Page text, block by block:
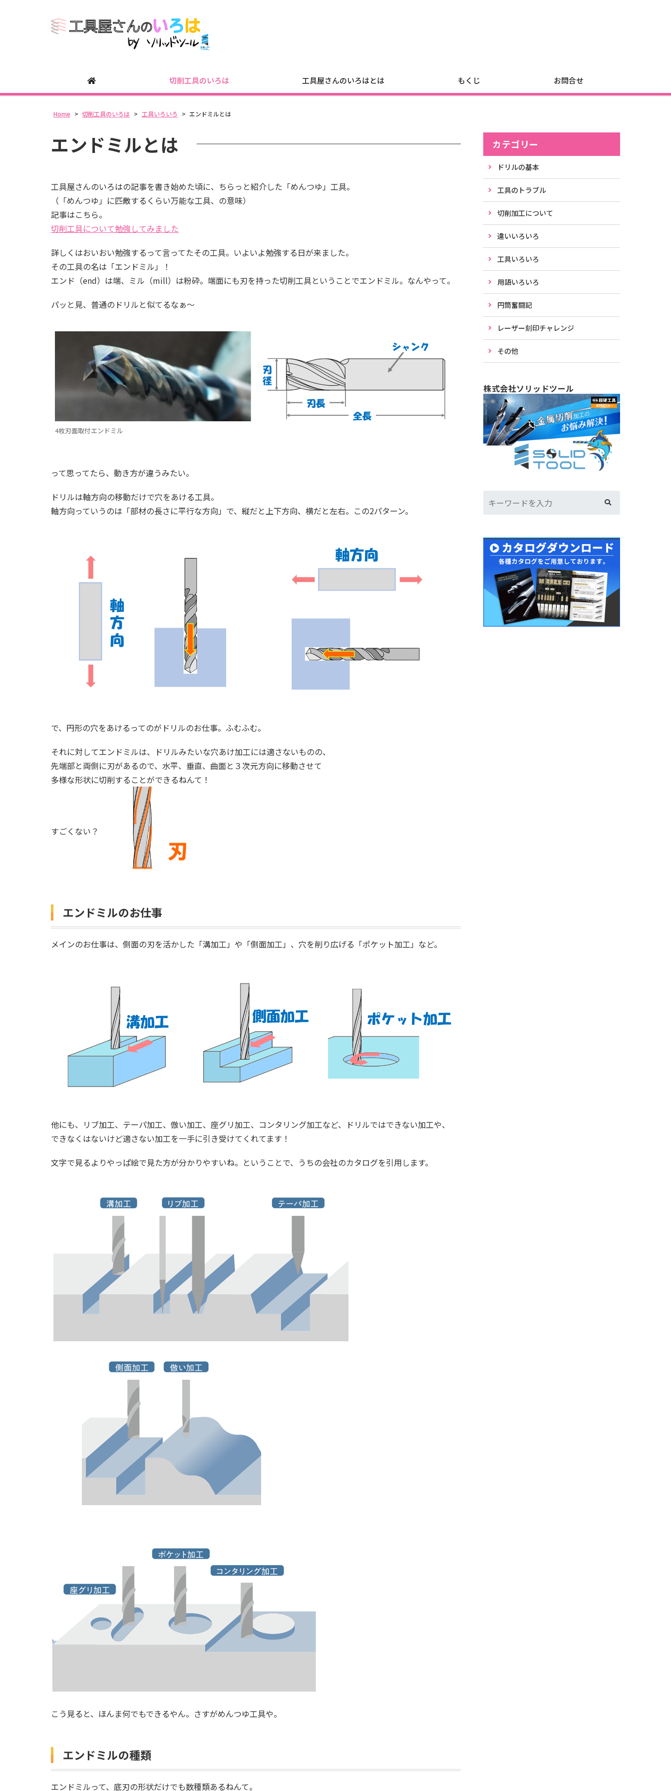
切削工具のいろは 工具屋さんのいろはとは もくじ お問合せ
Home > 切削工具のいろは > 工具いろいろ > エンドミルとは
エンドミルとは
工具屋さんのいろはの記事を書き始めた頃に、ちらっと紹介した「めんつゆ」工具。
（「めんつゆ」に匹敵するくらい万能な工具、の意味）
記事はこちら。
切削工具について勉強してみました
詳しくはおいおい勉強するって言ってたその工具。いよいよ勉強する日が来ました。
その工具の名は「エンドミル」！
エンド（end）は端、ミル（mill）は粉砕。端面にも刃を持った切削工具ということでエンドミル。なんやって。
パッと見、普通のドリルと似てるなぁ～
4枚刃面取付エンドミル
って思ってたら、動き方が違うみたい。
ドリルは軸方向の移動だけで穴をあける工具。
軸方向っていうのは「部材の長さに平行な方向」で、縦だと上下方向、横だと左右。この2パターン。
で、円形の穴をあけるってのがドリルのお仕事。ふむふむ。
それに対してエンドミルは、ドリルみたいな穴あけ加工には適さないものの、
先端部と両側に刃があるので、水平、垂直、曲面と３次元方向に移動させて
多様な形状に切削することができるねんて！
すごくない？
エンドミルのお仕事
メインのお仕事は、側面の刃を活かした「溝加工」や「側面加工」、穴を削り広げる「ポケット加工」など。
他にも、リブ加工、テーパ加工、倣い加工、座グリ加工、コンタリング加工など、ドリルではできない加工や、
できなくはないけど適さない加工を一手に引き受けてくれてます！
文字で見るよりやっぱ絵で見た方が分かりやすいね。ということで、うちの会社のカタログを引用します。
こう見ると、ほんま何でもできるやん。さすがめんつゆ工具や。
エンドミルの種類
エンドミルって、底刃の形状だけでも数種類あるねんて。
カテゴリー
ドリルの基本
工具のトラブル
切削加工について
違いいろいろ
工具いろいろ
用語いろいろ
円筒奮闘記
レーザー刻印チャレンジ
その他
株式会社ソリッドツール